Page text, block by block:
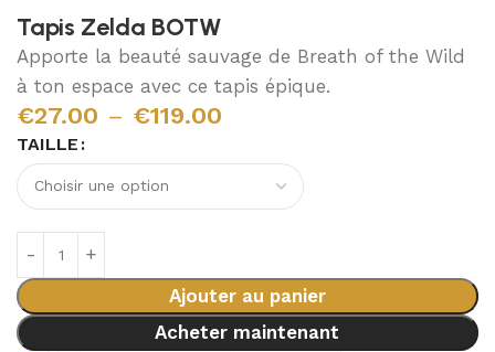
Tapis Zelda BOTW
Apporte la beauté sauvage de Breath of the Wild
à ton espace avec ce tapis épique.
€27.00 – €119.00
TAILLE
Ajouter au panier
Acheter maintenant